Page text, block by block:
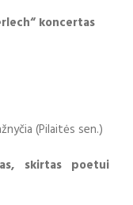
koncertas
(Pilaitės sen.)
skirtas poetui